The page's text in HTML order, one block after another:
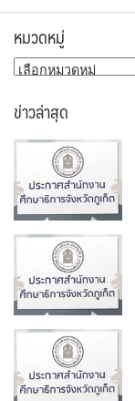
หมวดหมู่
หมวด
ข่าวล่าสุด